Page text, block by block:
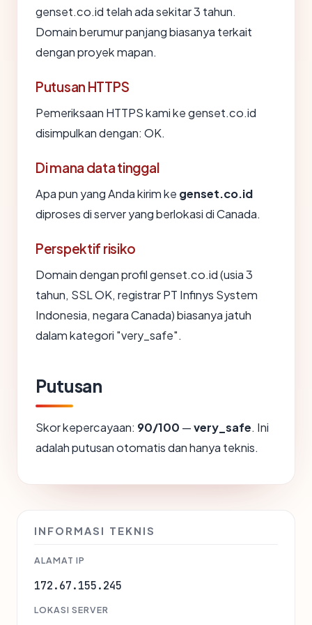
genset.co.id telah ada sekitar 3 tahun.
Domain berumur panjang biasanya terkait
dengan proyek mapan.
Putusan HTTPS
Pemeriksaan HTTPS kami ke genset.co.id
disimpulkan dengan: OK.
Di mana data tinggal
Apa pun yang Anda kirim ke genset.co.id
diproses di server yang berlokasi di Canada.
Perspektif risiko
Domain dengan profil genset.co.id (usia 3
tahun, SSL OK, registrar PT Infinys System
Indonesia, negara Canada) biasanya jatuh
dalam kategori "very_safe".
Putusan
Skor kepercayaan: 90/100 —very_safe. Ini
adalah putusan otomatis dan hanya teknis.
INFORMASI TEKNIS
ALAMAT IP
172.67.155.245
LOKASI SERVER